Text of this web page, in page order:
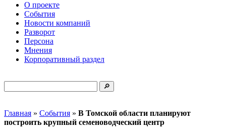
О проекте
События
Новости компаний
Разворот
Персона
Мнения
Корпоративный раздел
Главная » События » В Томской области планируют
построить крупный семеноводческий центр